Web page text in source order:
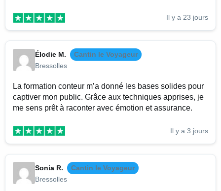
Il y a 23 jours
Élodie M.
Cantin le Voyageur
Bressolles
La formation conteur m’a donné les bases solides pour
captiver mon public. Grâce aux techniques apprises, je
me sens prêt à raconter avec émotion et assurance.
Il y a 3 jours
Sonia R.
Cantin le Voyageur
Bressolles